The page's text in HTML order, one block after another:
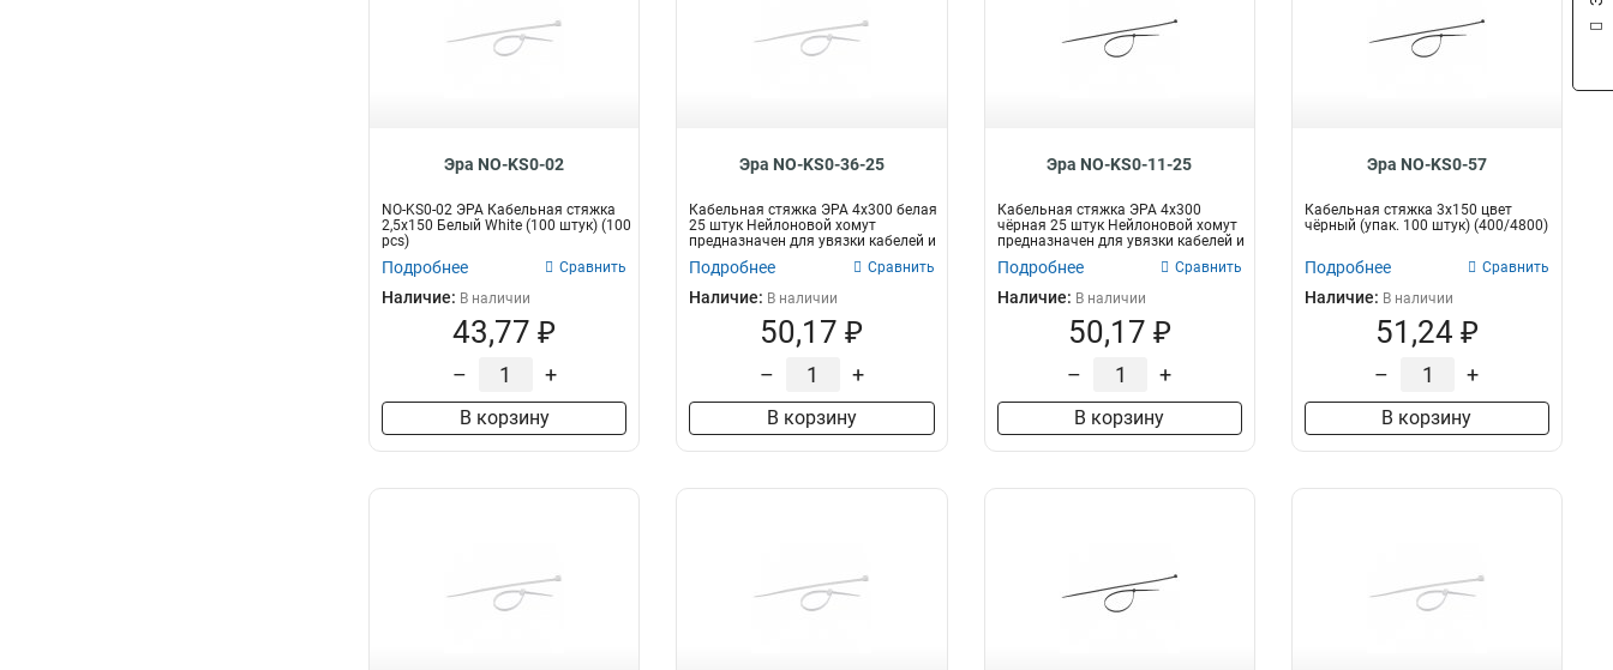
Эра NO-KS0-02
NO-KS0-02 ЭРА Кабельная стяжка
2,5х150 Белый White (100 штук) (100
pcs)
Подробнее Сравнить
Наличие: В наличии
43,77 ₽
– +
В корзину
Эра NO-KS0-36-25
Кабельная стяжка ЭРА 4x300 белая
25 штук Нейлоновой хомут
предназначен для увязки кабелей и
Подробнее Сравнить
Наличие: В наличии
50,17 ₽
– +
В корзину
Эра NO-KS0-11-25
Кабельная стяжка ЭРА 4x300
чёрная 25 штук Нейлоновой хомут
предназначен для увязки кабелей и
Подробнее Сравнить
Наличие: В наличии
50,17 ₽
– +
В корзину
Эра NO-KS0-57
Кабельная стяжка 3х150 цвет
чёрный (упак. 100 штук) (400/4800)
Подробнее Сравнить
Наличие: В наличии
51,24 ₽
– +
В корзину